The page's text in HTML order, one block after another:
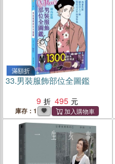
滿額折
33.男裝服飾部位全圖鑑
9
495
庫存：1